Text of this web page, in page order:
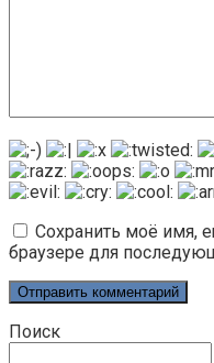
Сохранить моё имя,
браузере для
Поиск